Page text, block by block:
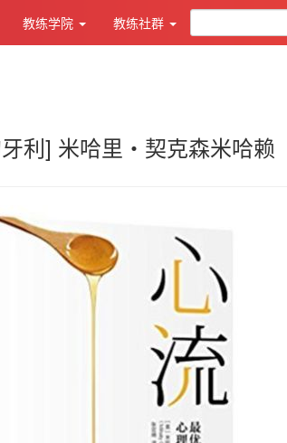
教练学院 教练社群
牙利] 米哈里・契克森米哈赖